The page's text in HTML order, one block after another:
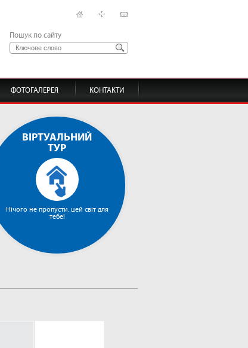
Пошук по сайту
ФОТОГАЛЕРЕЯ КОНТАКТИ
ВІРТУАЛЬНИЙ
ТУР
Нічого не пропусти. цей світ для
тебе!